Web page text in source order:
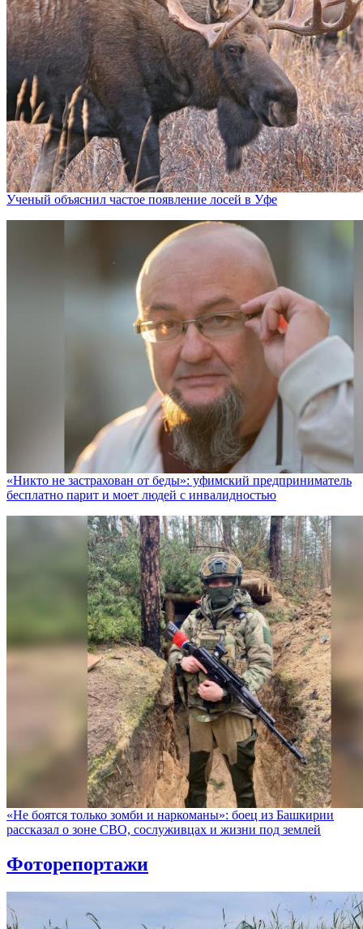
Ученый объяснил частое появление лосей в Уфе
«Никто не заcтрахован от беды»: уфимский предприниматель
бесплатно парит и моет людей с инвалидностью
«Не боятся только зомби и наркоманы»: боец из Башкирии
рассказал о зоне СВО, сослуживцах и жизни под землей
Фоторепортажи